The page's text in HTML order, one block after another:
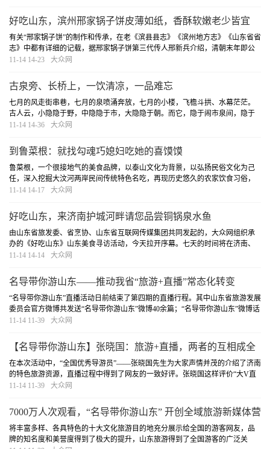
好吃山东，滨州邢家锅子饼皮薄如纸，香酥软嫩老少皆宜
有关“邢家锅子饼”的制作和传承，在老《滨县县志》《滨州地方志》《山东省省
志》中都有详细的记载，据邢家锅子饼第三代传人邢新兵介绍，清朝末年即公
元1899年，滨县城西关村邢氏家族，以大哥邢振浦为首，率振山，振江，镇
11-14 14-23 大众网
古泉旁、长桥上，一饮清凉，一品难忘
七月的风走街串巷，七月的泉喷涌奔放，七月的小楼，飞檐斗拱、水幕茫茫。
古人云，小隐隐于野，中隐隐于市，大隐隐于朝。而它，隐于闹市泉间，隐于
垂柳岸边，隐于街头巷里，隐于地灵人杰。
11-14 14-36 大众网
到鲁菜根：就找勾魂巧媳妇吃她的喜馍馍
鲁菜根，一个很接地气的美食品牌，以泰山文化为背景，以弘扬民俗文化为己
任，深入挖掘大汶河两岸民间传统特色名吃，再现历史悠久的农家饮食习俗，
致力于打造大汶河口民俗文化主题酒店。
11-14 14-17 大众网
好吃山东，来济南护城河畔请您品尝铜锅泉水鱼
由山东省旅发委、省烹协、山东省互联网传媒集团共同发起的，大众网组织承
办的《好吃山东》山东美食寻访活动，今天拉开序幕。七天的时间将在济南、
泰安、滨州三地寻访有代表性的美食，努力为市民、吃货开辟一片吃的天地。
11-14 14-14 大众网
名导带你游山东——推动我省“旅游+直播”常态化转变
“名导带你游山东”直播活动日前结束了第四期的直播行程。其中山东省旅游发展
委员会官方微博共发送“名导带你游山东”微博40余篇；“名导带你游山东”微博话
题阅读量达276.9万，引发讨论8136条。
11-14 11-39 大众网
【名导带你游山东】张晓国：旅游+直播，两者的互相成全
在本次活动中，“全国优秀导游员”——张晓国先生为大家声情并茂的介绍了济南
的特色旅游资源，直播过程中得到了网友的一致好评。张晓国这样评价“大V直
播山东旅游十大品牌”：旅游+直播”营销新模式旅游是一种体验式消费，景点为
11-14 11-39 大众网
7000万人次观看，“名导带你游山东” 开创全域旅游新媒体营
销新局面
将丰富多样、各具特色的十大文化旅游目的地充分展示给全国的游客网友，品
牌的知名度和美誉度得到了极大的提升，山东旅游得到了全国游客的广泛关